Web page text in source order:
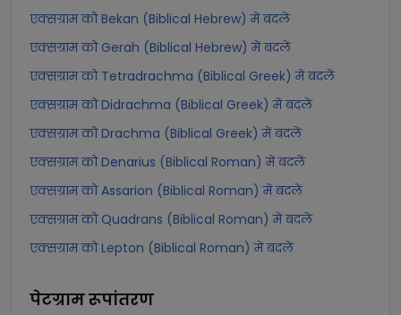
एक्सग्राम को Bekan (Biblical Hebrew) में बदलें
एक्सग्राम को Gerah (Biblical Hebrew) में बदलें
एक्सग्राम को Tetradrachma (Biblical Greek) में बदलें
एक्सग्राम को Didrachma (Biblical Greek) में बदलें
एक्सग्राम को Drachma (Biblical Greek) में बदलें
एक्सग्राम को Denarius (Biblical Roman) में बदलें
एक्सग्राम को Assarion (Biblical Roman) में बदलें
एक्सग्राम को Quadrans (Biblical Roman) में बदलें
एक्सग्राम को Lepton (Biblical Roman) में बदलें
पेटग्रामरूपांतरण